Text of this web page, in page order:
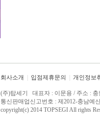
회사소개 입점제휴문의 개인정보
(주)탑세기 대표자 : 이문용 / 주소 : 충
통신판매업신고번호 : 제2012-충남예
copyright(c) 2014 TOPSEGI All rights